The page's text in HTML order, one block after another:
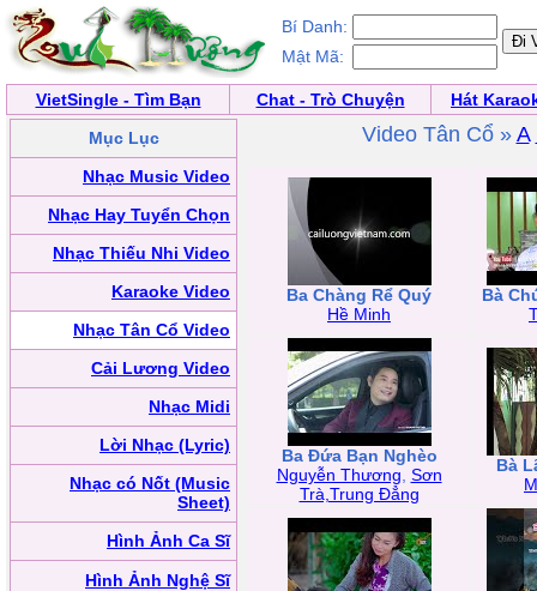
Bí Danh:
Mật Mã:
VietSingle - Tìm Bạn Chat - Trò Chuyện
Hát
Mục Lục
Nhạc Music Video
Nhạc Hay Tuyển Chọn
Nhạc Thiếu Nhi Video
Karaoke Video
Nhạc Tân Cổ Video
Cải Lương Video
Nhạc Midi
Lời Nhạc (Lyric)
Nhạc có Nốt (Music
Sheet)
Hình Ảnh Ca Sĩ
Hình Ảnh Nghệ Sĩ
Video Tân Cổ » A
Ba Chàng Rể Quý
Hề Minh
Bà
Ba Đứa Bạn Nghèo
Nguyễn Thương Sơn
Trà,Trung Đẳng
Bà